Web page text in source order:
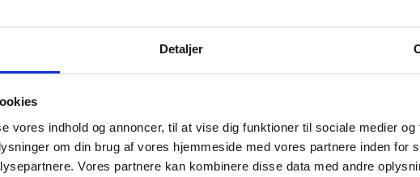
Detaljer
vores indhold og annoncer, til at vise dig funktioner til sociale medier og
om din brug af vores hjemmeside med vores partnere inden for
Vores partnere kan kombinere disse data med andre